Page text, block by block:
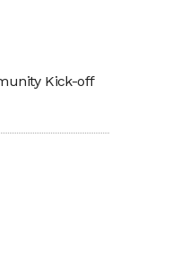
Kick-off